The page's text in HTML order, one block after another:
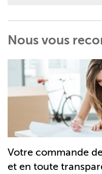
Nous vous
Votre commande
et en toute